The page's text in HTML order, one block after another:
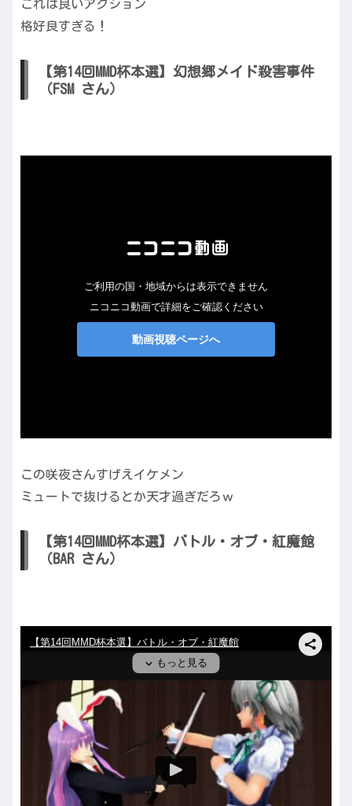
これは良いアクション
格好良すぎる！
【第14回MMD杯本選】幻想郷メイド殺害事件
（FSM さん）
この咲夜さんすげえイケメン
ミュートで抜けるとか天才過ぎだろｗ
【第14回MMD杯本選】バトル・オブ・紅魔館
（BAR さん）